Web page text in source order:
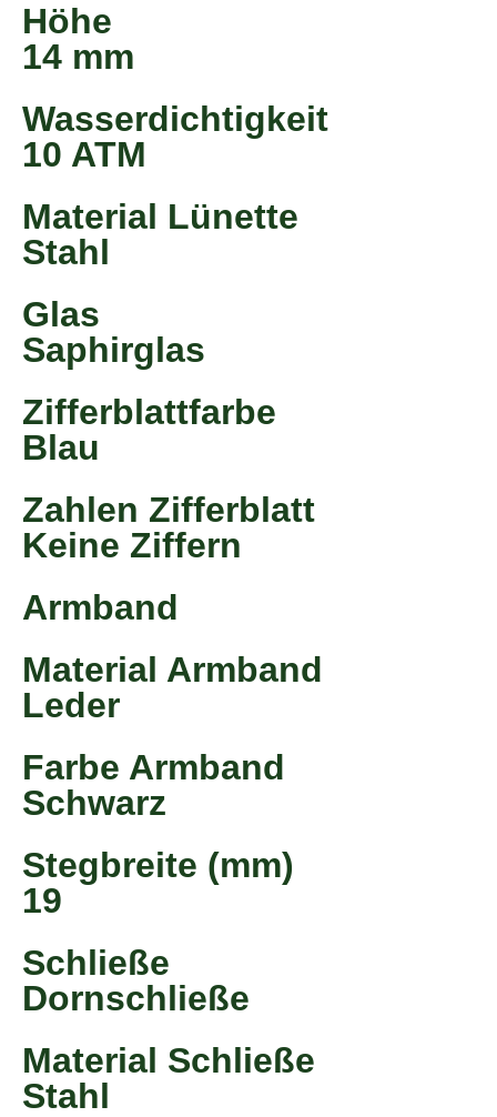
Höhe
14 mm
Wasserdichtigkeit
10 ATM
Material Lünette
Stahl
Glas
Saphirglas
Zifferblattfarbe
Blau
Zahlen Zifferblatt
Keine Ziffern
Armband
Material Armband
Leder
Farbe Armband
Schwarz
Stegbreite (mm)
19
Schließe
Dornschließe
Material Schließe
Stahl